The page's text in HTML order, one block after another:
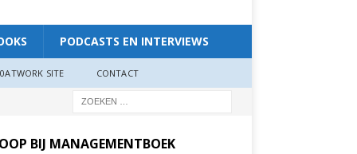
PODCASTS EN INTERVIEWS
SITE CONTACT
BIJ MANAGEMENTBOEK